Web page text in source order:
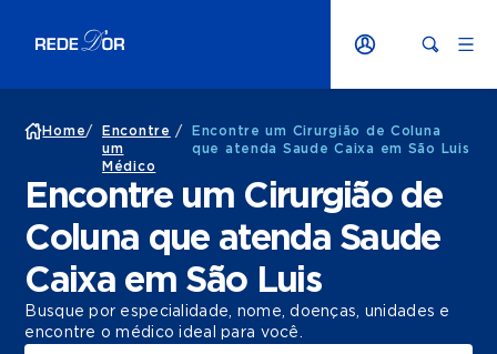
Home/
Encontre
um
Médico
/
Encontre um Cirurgião de Coluna
que atenda Saude Caixa em São Luis
Encontre um Cirurgião de
Coluna que atenda Saude
Caixa em São Luis
Busque por especialidade, nome, doenças, unidades e
encontre o médico ideal para você.